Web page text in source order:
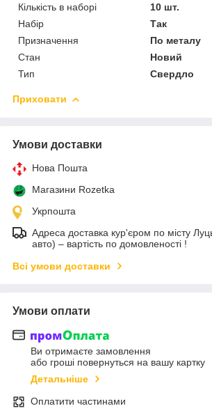
Кількість в наборі
10 шт.
Набір
Так
Призначення
По металу
Стан
Новий
Тип
Свердло
Приховати
Умови доставки
Нова Пошта
Магазини Rozetka
Укрпошта
Адреса доставка кур'єром по місту
авто) – вартість по домовленості !
Всі умови доставки
Умови оплати
Ви отримаєте замовлення
або гроші повернуться на вашу картку
Детальніше
Оплатити частинами